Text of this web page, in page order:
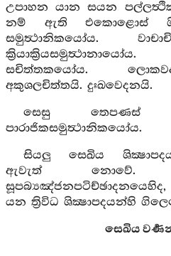
උපාහන යාන සයන
නම් ඇති එකොළොස්
සමුත්‍ථානිකයෝය.
සචිත්තකයෝය.
අකුශලචිත්තයි. දුඃඛවෙදනයි.
සෙසු තෙපණස්
පාරාජිකසමුත්‍ථානිකයෝය.
සියලු සෙඛිය
ඇවැත් නොවේ.
යන ත්‍රිවිධ ශික්‍ෂාපදයන්හි
සෙඛිය